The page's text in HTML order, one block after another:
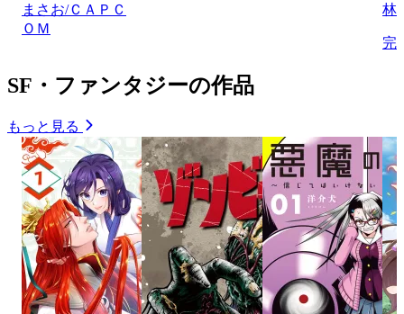
まさお/ＣＡＰＣ
ＯＭ
林
完
SF・ファンタジーの作品
もっと見る